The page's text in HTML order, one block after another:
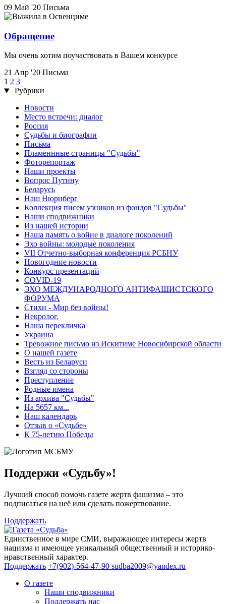
09 Май '20 Письма
Обращение
Мы очень хотим поучаствовать в Вашем конкурсе
21 Апр '20 Письма
1 2 3
Рубрики
Новости
Место встречи: диалог
Россия
Судьбы и биографии
Письма
Пламеннные страницы "Судьбы"
Фоторепортаж
Наши проекты
Вопрос Путину
Беларусь
Наш Нюрнберг
Коллекция писем узников из фондов "Судьбы"
Наши сподвижники
Из нашей истории
Наша память о войне в диалоге поколений
Эхо войны: молодые поколения
VII Отчетно-выборная конференция РСБНУ
Новогодние новости
Конкурс презентаций
COVID-19
ЭХО МЕЖДУНАРОДНОГО АНТИФАШИСТСКОГО
ФОРУМА
Стихи - Мир без войны!
Некролог.
Наша перекличка
Украина
Тревожное письмо из Искитиме Новосибирской области
О нашей газете
Весть из Беларуси
Взгляд со стороны
Преступление
Родные имена
Из архива "Судьбы"
На 5657 км...
Наш календарь
Отзыв о «Судьбе»
К 75-летию Победы
Поддержи «Судьбу»!
Лучший способ помочь газете жертв фашизма – это
подписаться на неё или сделать пожертвование.
Поддержать
Единственное в мире СМИ, выражающее интересы жертв
нацизма и имеющее уникальный общественный и историко-
нравственный характер.
Поддержать +7(902)-564-47-90 sudba2009@yandex.ru
О газете
Наши сподвижники
Поддержать нас